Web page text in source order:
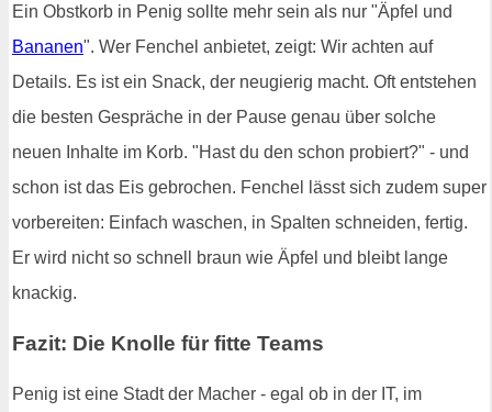
Ein Obstkorb in Penig sollte mehr sein als nur "Äpfel und
Bananen". Wer Fenchel anbietet, zeigt: Wir achten auf
Details. Es ist ein Snack, der neugierig macht. Oft entstehen
die besten Gespräche in der Pause genau über solche
neuen Inhalte im Korb. "Hast du den schon probiert?" - und
schon ist das Eis gebrochen. Fenchel lässt sich zudem super
vorbereiten: Einfach waschen, in Spalten schneiden, fertig.
Er wird nicht so schnell braun wie Äpfel und bleibt lange
knackig.
Fazit: Die Knolle für fitte Teams
Penig ist eine Stadt der Macher - egal ob in der IT, im